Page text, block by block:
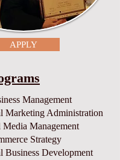
APPLY
Management
Marketing Administration
Management
Strategy
Business Development